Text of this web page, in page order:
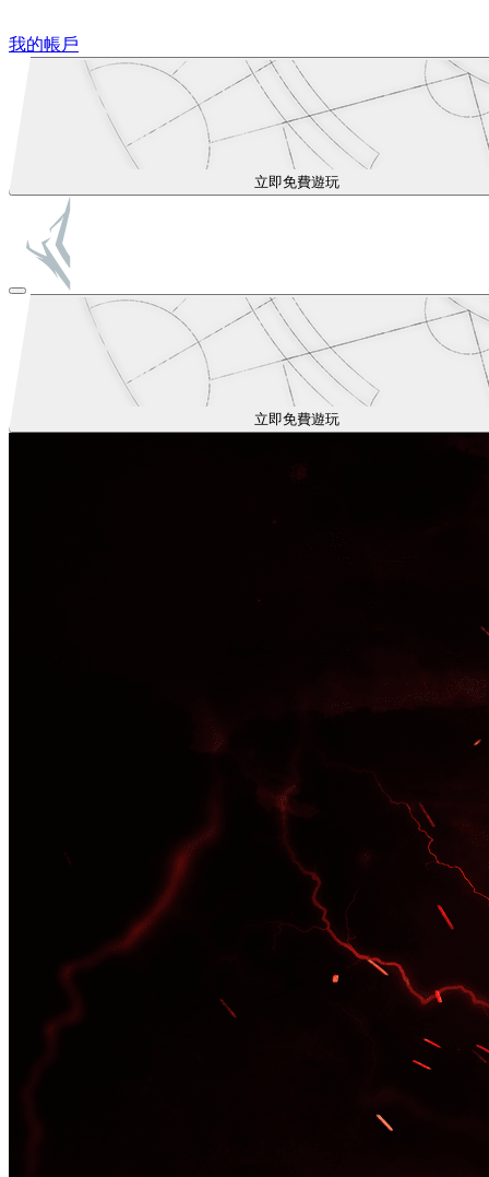
我的帳戶
立即免費遊玩
立即免費遊玩